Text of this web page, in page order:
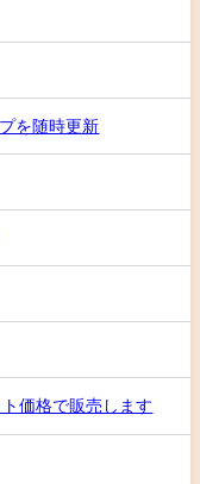
を随時更新
価格で販売します